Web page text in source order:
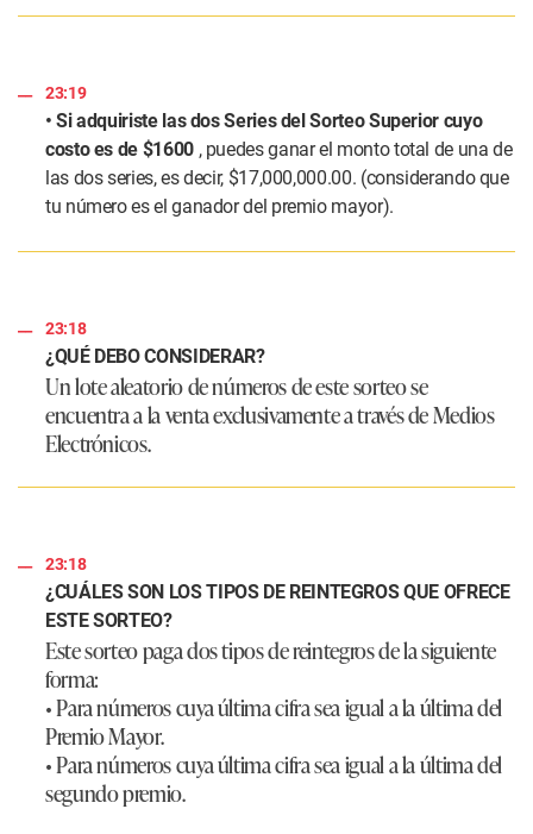
23:19
• Si adquiriste las dos Series del Sorteo Superior cuyo
costo es de $1600, puedes ganar el monto total de una de
las dos series, es decir, $17,000,000.00. (considerando que
tu número es el ganador del premio mayor).
23:18
¿QUÉ DEBO CONSIDERAR?
Un lote aleatorio de números de este sorteo se
encuentra a la venta exclusivamente a través de Medios
Electrónicos.
23:18
¿CUÁLES SON LOS TIPOS DE REINTEGROS QUE OFRECE
ESTE SORTEO?
Este sorteo paga dos tipos de reintegros de la siguiente
forma:
• Para números cuya última cifra sea igual a la última del
Premio Mayor.
• Para números cuya última cifra sea igual a la última del
segundo premio.